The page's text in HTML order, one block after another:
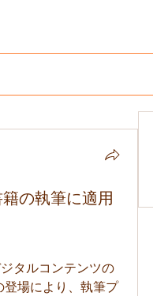
の執筆に適用
タルコンテンツの
登場により、執筆プ